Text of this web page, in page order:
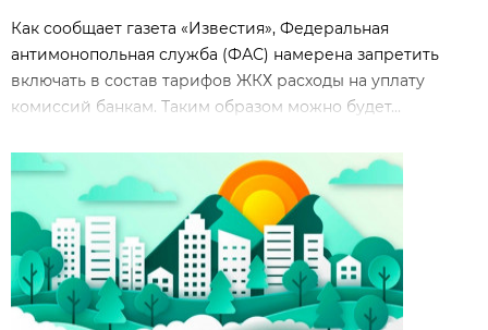
Как сообщает газета «Известия», Федеральная
антимонопольная служба (ФАС) намерена запретить
включать в состав тарифов ЖКХ расходы на уплату
комиссий банкам. Таким образом можно будет...